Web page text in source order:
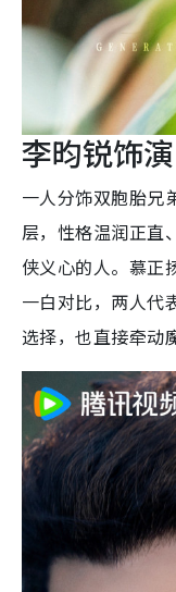
李昀锐饰
一人分饰双胞胎兄
层，性格温润正直
侠义心的人。慕正
一白对比，两人
选择，也直接牵动